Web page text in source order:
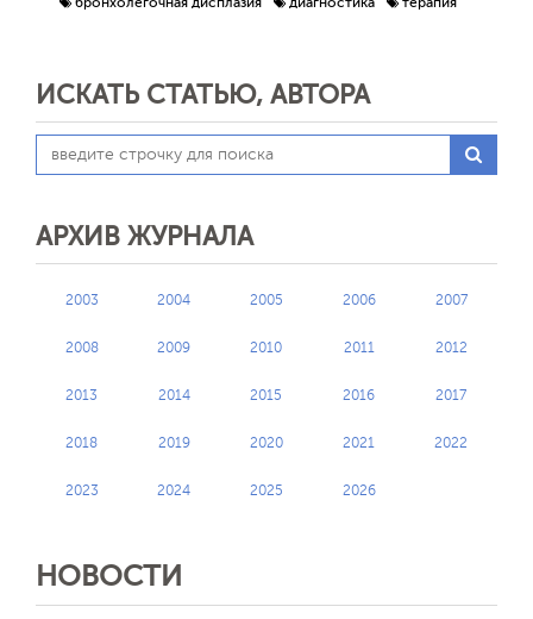
ИСКАТЬ СТАТЬЮ, АВТОРА
АРХИВ ЖУРНАЛА
2003 2004 2005 2006 2007
2008 2009 2010 2011 2012
2013 2014 2015 2016 2017
2018 2019 2020 2021 2022
2023 2024 2025 2026
НОВОСТИ